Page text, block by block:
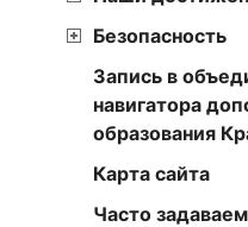
Безопасность
Запись в
навигатора
образования
Карта сайта
Часто